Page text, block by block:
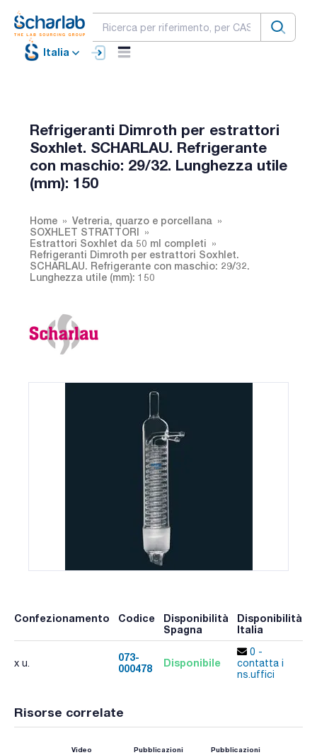
Italia
Refrigeranti Dimroth per estrattori
Soxhlet. SCHARLAU. Refrigerante
con maschio: 29/32. Lunghezza utile
(mm): 150
Home
Vetreria, quarzo e porcellana
SOXHLET STRATTORI
Estrattori Soxhlet da 50 ml completi
Refrigeranti Dimroth per estrattori Soxhlet.
SCHARLAU. Refrigerante con maschio: 29/32.
Lunghezza utile (mm): 150
Confezionamento Codice
Disponibilità
Spagna
Disponibilità
Italia
x u.
073-
000478
Disponibile
0 -
contatta i
ns.uffici
Risorse correlate
Video Pubblicazioni Pubblicazioni